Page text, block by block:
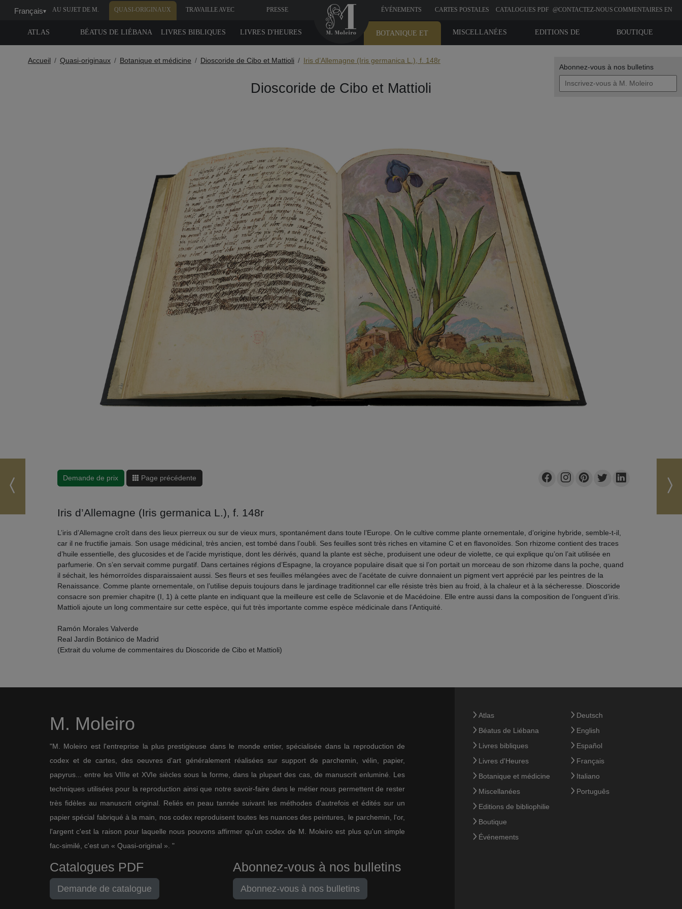
Abonnez-vous à nos bulletins
Français▾ AU SUJET DE M. QUASI-ORIGINAUX TRAVAILLE AVEC PRESSE ÉVÉNEMENTS CARTES POSTALES CATALOGUES PDF @CONTACTEZ-NOUS COMMENTAIRES EN
ATLAS BÉATUS DE LIÉBANA LIVRES BIBLIQUES LIVRES D'HEURES BOUTIQUE
EDITIONS DE
MISCELLANÉES
BOTANIQUE ET
Accueil Quasi-originaux Botanique et médicine Dioscoride de Cibo et Mattioli Iris d’Allemagne (Iris germanica L.), f. 148r
Dioscoride de Cibo et Mattioli
Demande de prix Page précédente
Iris d’Allemagne (Iris germanica L.), f. 148r
L’iris d’Allemagne croît dans des lieux pierreux ou sur de vieux murs, spontanément dans toute l’Europe. On le cultive comme plante ornementale, d’origine hybride, semble-t-il,
car il ne fructifie jamais. Son usage médicinal, très ancien, est tombé dans l’oubli. Ses feuilles sont très riches en vitamine C et en flavonoïdes. Son rhizome contient des traces
d’huile essentielle, des glucosides et de l’acide myristique, dont les dérivés, quand la plante est sèche, produisent une odeur de violette, ce qui explique qu’on l’ait utilisée en
parfumerie. On s’en servait comme purgatif. Dans certaines régions d’Espagne, la croyance populaire disait que si l’on portait un morceau de son rhizome dans la poche, quand
il séchait, les hémorroïdes disparaissaient aussi. Ses fleurs et ses feuilles mélangées avec de l’acétate de cuivre donnaient un pigment vert apprécié par les peintres de la
Renaissance. Comme plante ornementale, on l’utilise depuis toujours dans le jardinage traditionnel car elle résiste très bien au froid, à la chaleur et à la sécheresse. Dioscoride
consacre son premier chapitre (I, 1) à cette plante en indiquant que la meilleure est celle de Sclavonie et de Macédoine. Elle entre aussi dans la composition de l’onguent d’iris.
Mattioli ajoute un long commentaire sur cette espèce, qui fut très importante comme espèce médicinale dans l’Antiquité.
Ramón Morales Valverde
Real Jardín Botánico de Madrid
(Extrait du volume de commentaires du Dioscoride de Cibo et Mattioli)
M. Moleiro
"M. Moleiro est l'entreprise la plus prestigieuse dans le monde entier, spécialisée dans la reproduction de
codex et de cartes, des oeuvres d'art généralement réalisées sur support de parchemin, vélin, papier,
papyrus... entre les VIIIe et XVIe siècles sous la forme, dans la plupart des cas, de manuscrit enluminé. Les
techniques utilisées pour la reproduction ainsi que notre savoir-faire dans le métier nous permettent de rester
très fidèles au manuscrit original. Reliés en peau tannée suivant les méthodes d'autrefois et édités sur un
papier spécial fabriqué à la main, nos codex reproduisent toutes les nuances des peintures, le parchemin, l'or,
l'argent c'est la raison pour laquelle nous pouvons affirmer qu'un codex de M. Moleiro est plus qu'un simple
fac-similé, c'est un « Quasi-original ». "
Catalogues PDF
Demande de catalogue
Abonnez-vous à nos bulletins
Abonnez-vous à nos bulletins
Atlas
Béatus de Liébana
Livres bibliques
Livres d'Heures
Botanique et médicine
Miscellanées
Editions de bibliophilie
Boutique
Événements
Deutsch
English
Español
Français
Italiano
Português